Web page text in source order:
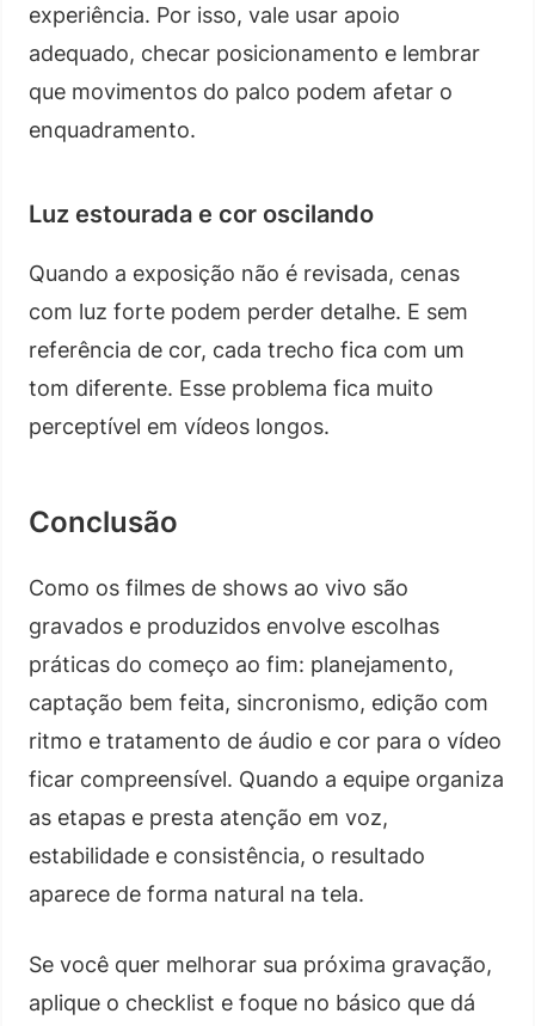
experiência. Por isso, vale usar apoio
adequado, checar posicionamento e lembrar
que movimentos do palco podem afetar o
enquadramento.
Luz estourada e cor oscilando
Quando a exposição não é revisada, cenas
com luz forte podem perder detalhe. E sem
referência de cor, cada trecho fica com um
tom diferente. Esse problema fica muito
perceptível em vídeos longos.
Conclusão
Como os filmes de shows ao vivo são
gravados e produzidos envolve escolhas
práticas do começo ao fim: planejamento,
captação bem feita, sincronismo, edição com
ritmo e tratamento de áudio e cor para o vídeo
ficar compreensível. Quando a equipe organiza
as etapas e presta atenção em voz,
estabilidade e consistência, o resultado
aparece de forma natural na tela.
Se você quer melhorar sua próxima gravação,
aplique o checklist e foque no básico que dá